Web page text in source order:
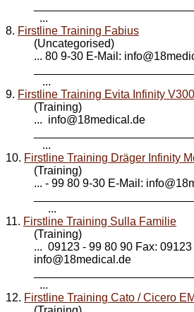
...
8. Firstline Training Fabius
(Uncategorised)
... 80 9-30 E-Mail: info@
...
9. Firstline Training Evita Infinity
(Training)
... info@18medical .de
...
10. Firstline Training Dräger Infinity
(Training)
... - 99 80 9-30 E-Mail: info@
...
11. Firstline Training Sulla Familie
(Training)
... 09123 - 99 80 90 Fax:
info@18medical .de
...
12. Firstline Training Cato / Cicero EM